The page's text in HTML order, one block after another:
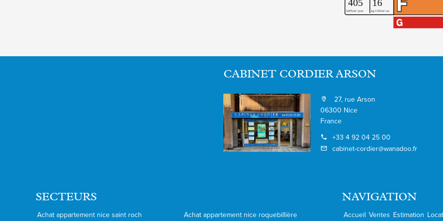
CABINET CORDIER ARSON
27, rue Arson
06300 Nice
France
+33 4 92 04 25 00
cabinet-cordier@wanadoo.fr
NAVIGATION
Accueil Ventes Estimation
SECTEURS
Achat appartement nice saint roch Achat appartement nice roquebillière